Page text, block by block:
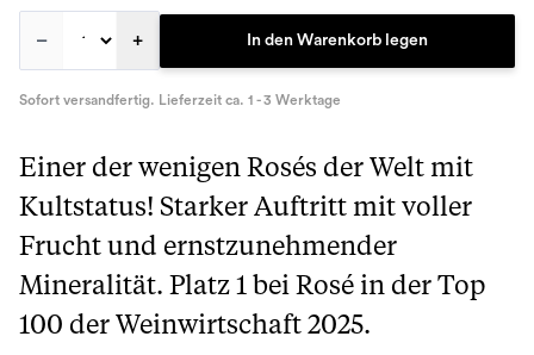
– + In den Warenkorb legen
Sofort versandfertig. Lieferzeit ca. 1 - 3 Werktage
Einer der wenigen Rosés der Welt mit
Kultstatus! Starker Auftritt mit voller
Frucht und ernstzunehmender
Mineralität. Platz 1 bei Rosé in der Top
100 der Weinwirtschaft 2025.